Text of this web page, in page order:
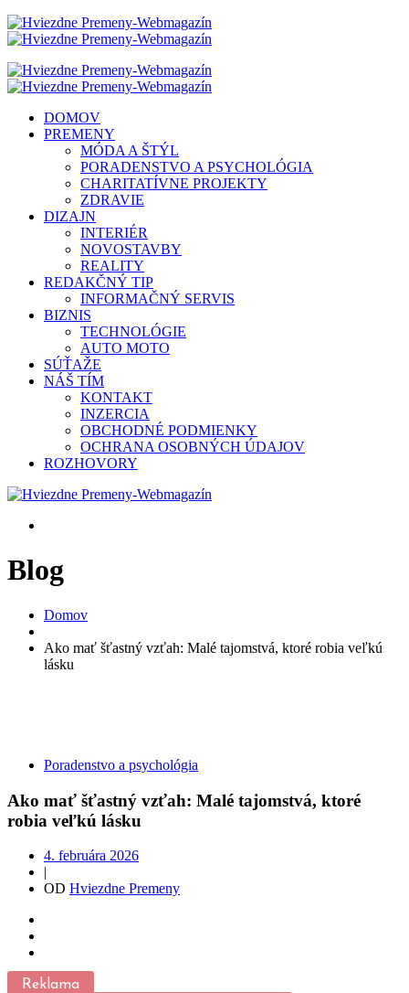
DOMOV
PREMENY
MÓDA A ŠTÝL
PORADENSTVO A PSYCHOLÓGIA
CHARITATÍVNE PROJEKTY
ZDRAVIE
DIZAJN
INTERIÉR
NOVOSTAVBY
REALITY
REDAKČNÝ TIP
INFORMAČNÝ SERVIS
BIZNIS
TECHNOLÓGIE
AUTO MOTO
SÚŤAŽE
NÁŠ TÍM
KONTAKT
INZERCIA
OBCHODNÉ PODMIENKY
OCHRANA OSOBNÝCH ÚDAJOV
ROZHOVORY
Blog
Domov
Ako mať šťastný vzťah: Malé tajomstvá, ktoré robia veľkú
lásku
Poradenstvo a psychológia
Ako mať šťastný vzťah: Malé tajomstvá, ktoré
robia veľkú lásku
4. februára 2026
|
OD Hviezdne Premeny